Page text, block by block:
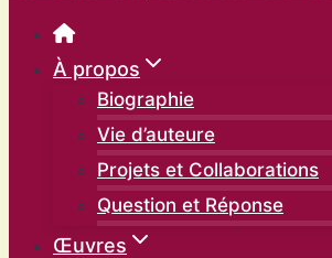
À propos
Biographie
Vie d’auteure
Projets et Collaborations
Question et Réponse
Œuvres